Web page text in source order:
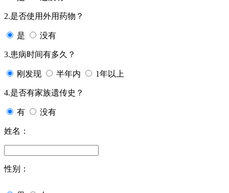
2.是否使用外用药物？
是 没有
3.患病时间有多久？
刚发现 半年内 1年以上
4.是否有家族遗传史？
有 没有
姓名：
性别：